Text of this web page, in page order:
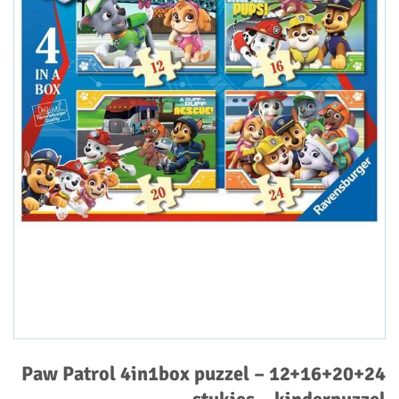
Paw Patrol 4in1box puzzel – 12+16+20+24